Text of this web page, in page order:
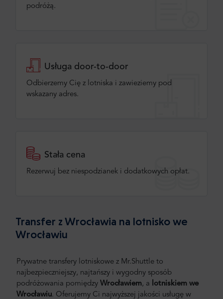
podróżą.
Usługa door-to-door
Odbierzemy Cię z lotniska i zawieziemy pod
wskazany adres.
Stała cena
Rezerwuj bez niespodzianek i dodatkowych opłat.
Transfer z Wrocławia na lotnisko we
Wrocławiu
Prywatne transfery lotniskowe z Mr.Shuttle to
najbezpieczniejszy, najtańszy i wygodny sposób
podróżowania pomiędzy Wrocławiem, a lotniskiem we
Wrocławiu. Oferujemy Ci najwyższej jakości usługę w